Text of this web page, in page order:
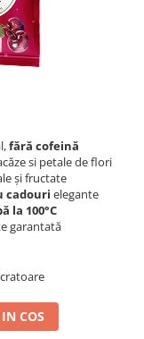
fără cofeină
si petale de flori
și fructate
cadouri elegante
la 100°C
garantată
COS